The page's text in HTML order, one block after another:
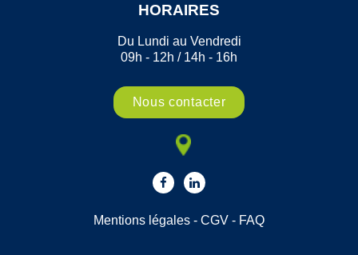
HORAIRES
Du Lundi au Vendredi
09h - 12h / 14h - 16h
Nous contacter
Mentions légales - CGV - FAQ